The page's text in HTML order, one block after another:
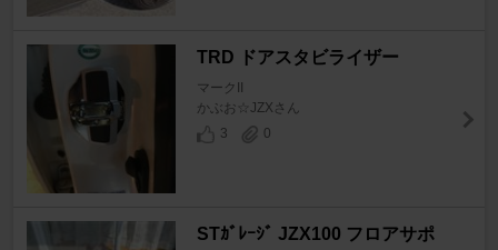
TRD ドアスタビライザー
マークII
かぶお☆JZXさん
3
0
STｶﾞﾚｰｼﾞ JZX100 フロアサポ